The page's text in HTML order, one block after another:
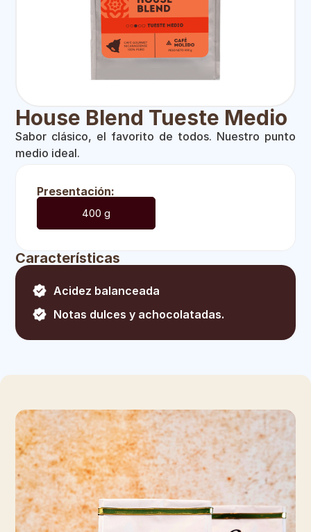
House Blend Tueste Medio
Sabor clásico, el favorito de todos. Nuestro punto
medio ideal.
Características
Acidez balanceada
Notas dulces y achocolatadas.
Presentación:
400 g